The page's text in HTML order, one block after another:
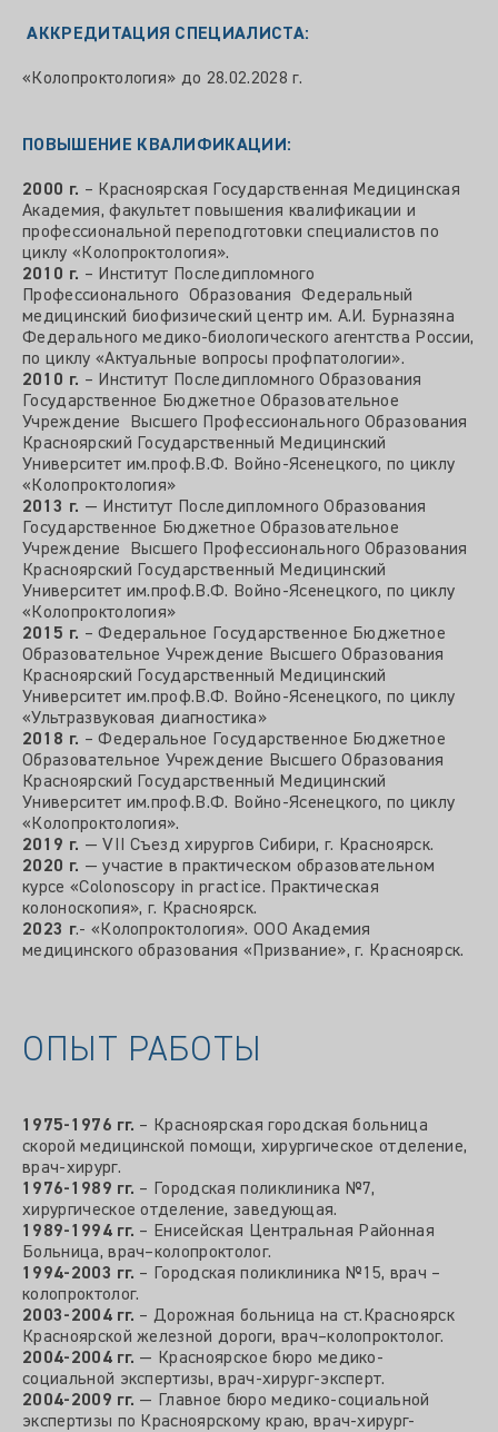
АККРЕДИТАЦИЯ СПЕЦИАЛИСТА:
«Колопроктология» до 28.02.2028 г.
ПОВЫШЕНИЕ КВАЛИФИКАЦИИ:
2000 г. – Красноярская Государственная Медицинская
Академия, факультет повышения квалификации и
профессиональной переподготовки специалистов по
циклу «Колопроктология».
2010 г. – Институт Последипломного
Профессионального Образования Федеральный
медицинский биофизический центр им. А.И. Бурназяна
Федерального медико-биологического агентства России,
по циклу «Актуальные вопросы профпатологии».
2010 г. – Институт Последипломного Образования
Государственное Бюджетное Образовательное
Учреждение Высшего Профессионального Образования
Красноярский Государственный Медицинский
Университет им.проф.В.Ф. Войно-Ясенецкого, по циклу
«Колопроктология»
2013 г. — Институт Последипломного Образования
Государственное Бюджетное Образовательное
Учреждение Высшего Профессионального Образования
Красноярский Государственный Медицинский
Университет им.проф.В.Ф. Войно-Ясенецкого, по циклу
«Колопроктология»
2015 г. – Федеральное Государственное Бюджетное
Образовательное Учреждение Высшего Образования
Красноярский Государственный Медицинский
Университет им.проф.В.Ф. Войно-Ясенецкого, по циклу
«Ультразвуковая диагностика»
2018 г. – Федеральное Государственное Бюджетное
Образовательное Учреждение Высшего Образования
Красноярский Государственный Медицинский
Университет им.проф.В.Ф. Войно-Ясенецкого, по циклу
«Колопроктология».
2019 г. — VII Съезд хирургов Сибири, г. Красноярск.
2020 г. — участие в практическом образовательном
курсе «Colonoscopy in practice. Практическая
колоноскопия», г. Красноярск.
2023 г.- «Колопроктология». ООО Академия
медицинского образования «Призвание», г. Красноярск.
ОПЫТ РАБОТЫ
1975-1976 гг. – Красноярская городская больница
скорой медицинской помощи, хирургическое отделение,
врач-хирург.
1976-1989 гг. – Городская поликлиника №7,
хирургическое отделение, заведующая.
1989-1994 гг. – Енисейская Центральная Районная
Больница, врач–колопроктолог.
1994-2003 гг. – Городская поликлиника №15, врач –
колопроктолог.
2003-2004 гг. – Дорожная больница на ст.Красноярск
Красноярской железной дороги, врач–колопроктолог.
2004-2004 гг. — Красноярское бюро медико-
социальной экспертизы, врач-хирург-эксперт.
2004-2009 гг. — Главное бюро медико-социальной
экспертизы по Красноярскому краю, врач-хирург-